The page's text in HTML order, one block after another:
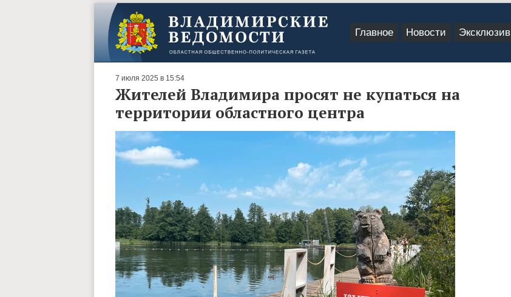
Главное Новости Эксклюзив
7 июля 2025 в 15:54
Жителей Владимира просят не купаться на
территории областного центра